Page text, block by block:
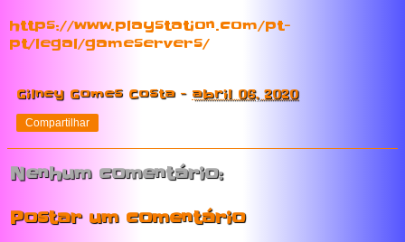
https://www.playstation.com/pt-
pt/legal/gameservers/
Gilney Gomes Costa - abril 06, 2020
Compartilhar
Nenhum comentário:
Postar um comentário